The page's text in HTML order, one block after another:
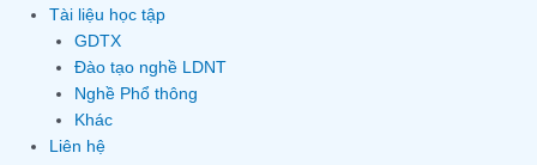
Tài liệu học tập
GDTX
Đào tạo nghề LDNT
Nghề Phổ thông
Khác
Liên hệ